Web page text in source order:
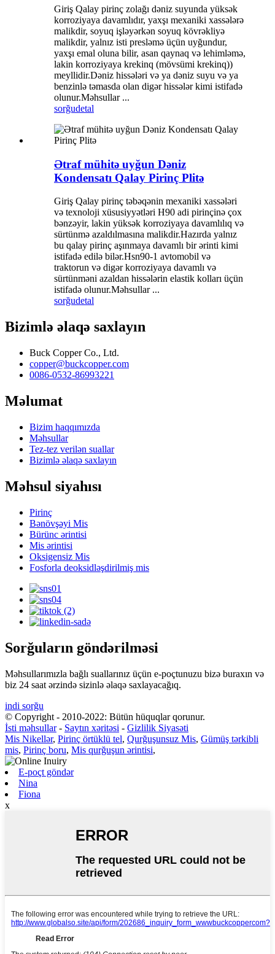
Giriş Qalay pirinç zolağı dəniz suyunda yüksək
korroziyaya davamlıdır, yaxşı mexaniki xassələrə
malikdir, soyuq işləyərkən soyuq kövrəkliyə
malikdir, yalnız isti presləmə üçün uyğundur,
yaxşı emal oluna bilir, asan qaynaq və lehimləmə,
lakin korroziyaya krekinq (mövsümi krekinq))
meyllidir.Dəniz hissələri və ya dəniz suyu və ya
benzinlə təmasda olan digər hissələr kimi istifadə
olunur.Məhsullar ...
sorğudetal
Ətraf mühitə uyğun Dəniz
Kondensatı Qalay Pirinç Plitə
Giriş Qalay pirinç təbəqənin mexaniki xassələri
və texnoloji xüsusiyyətləri H90 adi pirinçinə çox
bənzəyir, lakin yüksək korroziyaya davamlılıq və
sürtünmə azaldılmasına malikdir.Hazırda yalnız
bu qalay pirinç aşınmaya davamlı bir ərinti kimi
istifadə edilə bilər.Hsn90-1 avtomobil və
traktorun və digər korroziyaya davamlı və
sürtünməni azaldan hissələrin elastik kolları üçün
istifadə olunur.Məhsullar ...
sorğudetal
Bizimlə əlaqə saxlayın
Buck Copper Co., Ltd.
copper@buckcopper.com
0086-0532-86993221
Məlumat
Bizim haqqımızda
Məhsullar
Tez-tez verilən suallar
Bizimlə əlaqə saxlayın
Məhsul siyahısı
Pirinç
Bənövşəyi Mis
Bürünc ərintisi
Mis ərintisi
Oksigensiz Mis
Fosforla deoksidləşdirilmiş mis
Sorğuların göndərilməsi
Məhsullarımızla bağlı suallarınız üçün e-poçtunuzu bizə buraxın və
biz 24 saat ərzində sizinlə əlaqə saxlayacağıq.
indi sorğu
© Copyright - 2010-2022: Bütün hüquqlar qorunur.
İsti məhsullar- Saytın xəritəsi - Gizlilik Siyasəti
Mis Nikellər, Pirinç örtüklü tel, Qurğuşunsuz Mis, Gümüş tərkibli
mis, Pirinç boru, Mis qurğuşun ərintisi,
E-poçt göndər
Nina
Fiona
x